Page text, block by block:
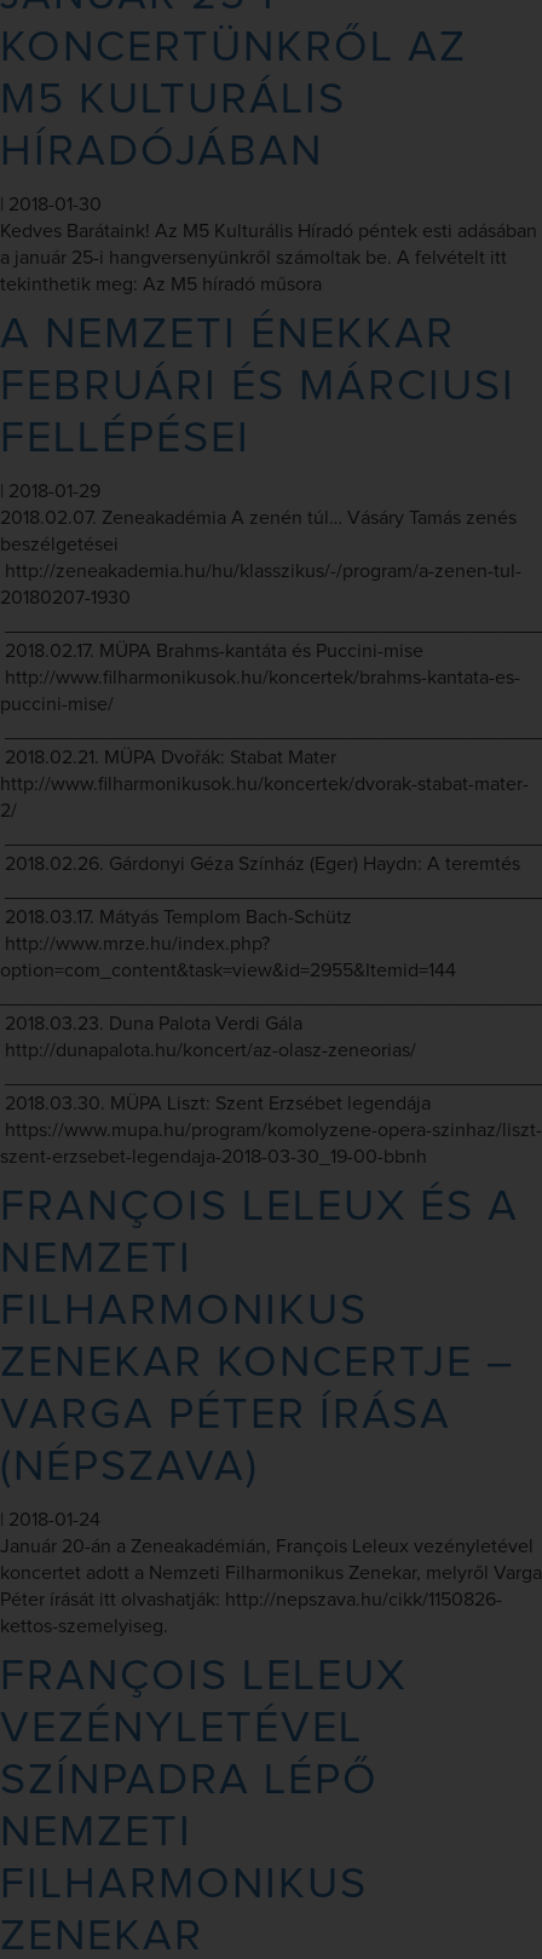
KONCERTÜNKRŐL AZ
M5 KULTURÁLIS
HÍRADÓJÁBAN
2018-01-30
Kedves Barátaink! Az M5 Kulturális Híradó péntek esti adásában
a január 25-i hangversenyünkről számoltak be. A felvételt itt
tekinthetik meg: Az M5 híradó műsora
A NEMZETI ÉNEKKAR
FEBRUÁRI ÉS MÁRCIUSI
FELLÉPÉSEI
2018-01-29
2018.02.07. Zeneakadémia A zenén túl… Vásáry Tamás zenés
beszélgetései
http://zeneakademia.hu/hu/klasszikus/-/program/a-zenen-tul-
20180207-1930
2018.02.17. MÜPA Brahms-kantáta és Puccini-mise
http://www.filharmonikusok.hu/koncertek/brahms-kantata-es-
puccini-mise/
2018.02.21. MÜPA Dvořák: Stabat Mater
http://www.filharmonikusok.hu/koncertek/dvorak-stabat-mater-
2/
2018.02.26. Gárdonyi Géza Színház (Eger) Haydn: A teremtés
2018.03.17. Mátyás Templom Bach-Schütz
http://www.mrze.hu/index.php?
option=com_content&task=view&id=2955&Itemid=144
2018.03.23. Duna Palota Verdi Gála
http://dunapalota.hu/koncert/az-olasz-zeneorias/
2018.03.30. MÜPA Liszt: Szent Erzsébet legendája
https://www.mupa.hu/program/komolyzene-opera-szinhaz/liszt-
szent-erzsebet-legendaja-2018-03-30_19-00-bbnh
FRANÇOIS LELEUX ÉS A
NEMZETI
FILHARMONIKUS
ZENEKAR KONCERTJE –
VARGA PÉTER ÍRÁSA
(NÉPSZAVA)
2018-01-24
Január 20-án a Zeneakadémián, François Leleux vezényletével
koncertet adott a Nemzeti Filharmonikus Zenekar, melyről Varga
Péter írását itt olvashatják: http://nepszava.hu/cikk/1150826-
kettos-szemelyiseg.
FRANÇOIS LELEUX
VEZÉNYLETÉVEL
SZÍNPADRA LÉPŐ
NEMZETI
FILHARMONIKUS
ZENEKAR